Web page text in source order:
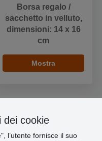
Borsa regalo /
sacchetto in velluto,
dimensioni: 14 x 16
cm
Mostra
dei cookie
l’utente fornisce il suo